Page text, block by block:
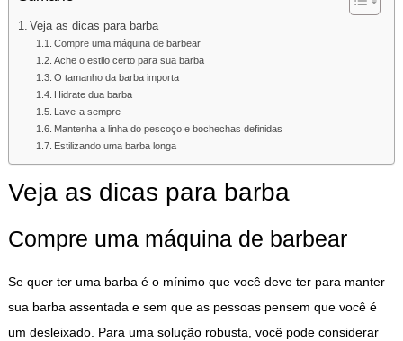
Veja as dicas para barba
Compre uma máquina de barbear
Ache o estilo certo para sua barba
O tamanho da barba importa
Hidrate dua barba
Lave-a sempre
Mantenha a linha do pescoço e bochechas definidas
Estilizando uma barba longa
Veja as dicas para barba
Compre uma máquina de barbear
Se quer ter uma barba é o mínimo que você deve ter para manter
sua barba assentada e sem que as pessoas pensem que você é
um desleixado. Para uma solução robusta, você pode considerar